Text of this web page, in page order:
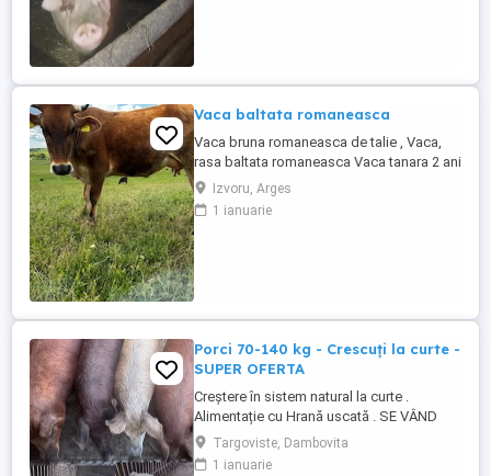
Vaca baltata romaneasca
Vaca bruna romaneasca de talie , Vaca,
rasa baltata romaneasca Vaca tanara 2 ani
jumatate prima fatare Blanda , sta la
mulsoare Varsta 2 ani jumatate , Este
montata artificial de curand(3 luni jumate )
Izvoru, Arges
1 ianuarie
Porci 70-140 kg - Crescuți la curte -
SUPER OFERTA
Creștere în sistem natural la curte .
Alimentație cu Hrană uscată . SE VÂND
TOȚI DAR ȘI LA BUCATĂ CA URMARE A
SCHIMBĂRII DOMICILIULUI . Pozele sunt
Targoviste, Dambovita
1 ianuarie